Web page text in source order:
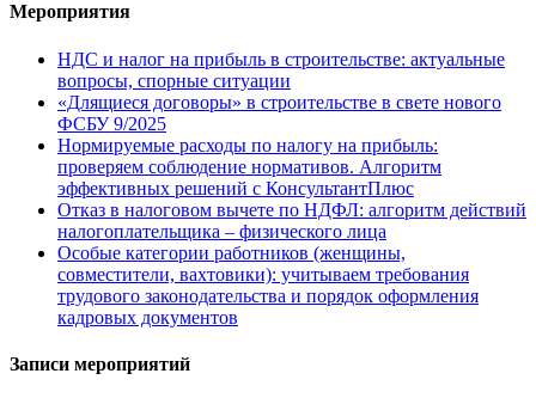
Мероприятия
НДС и налог на прибыль в строительстве: актуальные
вопросы, спорные ситуации
«Длящиеся договоры» в строительстве в свете нового
ФСБУ 9/2025
Нормируемые расходы по налогу на прибыль:
проверяем соблюдение нормативов. Алгоритм
эффективных решений с КонсультантПлюс
Отказ в налоговом вычете по НДФЛ: алгоритм действий
налогоплательщика – физического лица
Особые категории работников (женщины,
совместители, вахтовики): учитываем требования
трудового законодательства и порядок оформления
кадровых документов
Записи мероприятий